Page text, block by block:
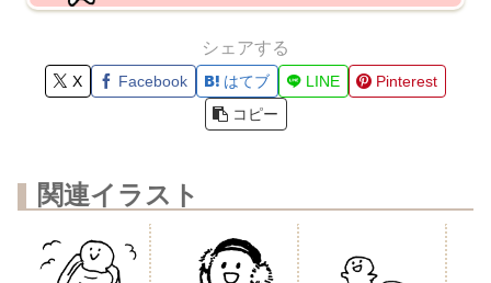
シェアする
X Facebook はてブ LINE
Pinterest
コピー
関連イラスト